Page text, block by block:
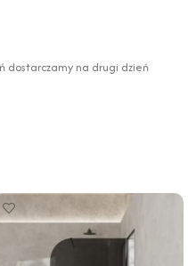
dostarczamy na drugi dzień